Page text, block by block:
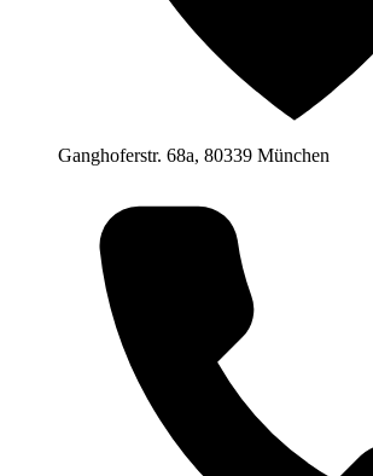
Ganghoferstr. 68a, 80339 München